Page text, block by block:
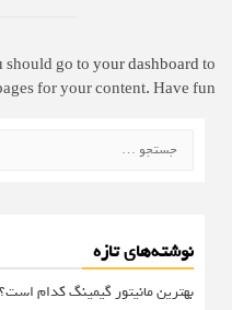
should go toyour dashboardto
for your content. Have fun!
برای:
نوشته‌های تازه
بهترین مانیتور گیمینگ کدام است؟